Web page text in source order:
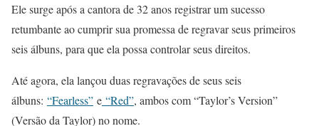
Ele surge após a cantora de 32 anos registrar um sucesso
retumbante ao cumprir sua promessa de regravar seus primeiros
seis álbuns, para que ela possa controlar seus direitos.
Até agora, ela lançou duas regravações de seus seis
álbuns: “Fearless” e “Red”, ambos com “Taylor’s Version”
(Versão da Taylor) no nome.